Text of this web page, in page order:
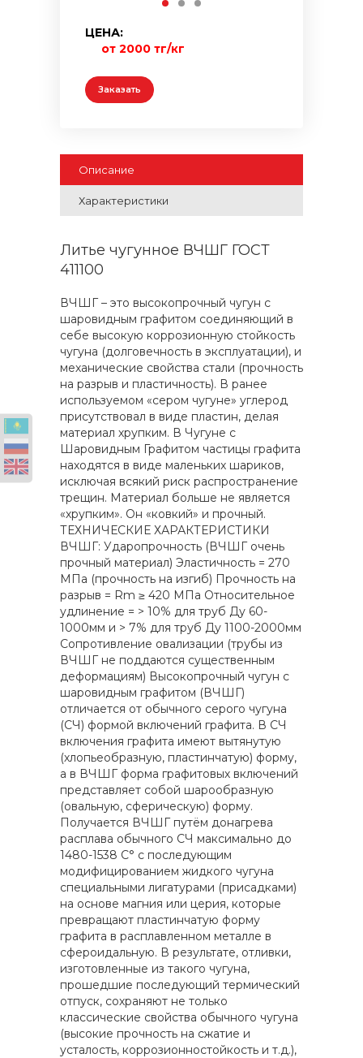
ЦЕНА:
от 2000 тг/кг
Заказать
Описание
Характеристики
Литье чугунное ВЧШГ ГОСТ
411100
ВЧШГ – это высокопрочный чугун с
шаровидным графитом соединяющий в
себе высокую коррозионную стойкость
чугуна (долговечность в эксплуатации), и
механические свойства стали (прочность
на разрыв и пластичность). В ранее
используемом «сером чугуне» углерод
присутствовал в виде пластин, делая
материал хрупким. В Чугуне с
Шаровидным Графитом частицы графита
находятся в виде маленьких шариков,
исключая всякий риск распространение
трещин. Материал больше не является
«хрупким». Он «ковкий» и прочный.
ТЕХНИЧЕСКИЕ ХАРАКТЕРИСТИКИ
ВЧШГ: Ударопрочность (ВЧШГ очень
прочный материал) Эластичность = 270
МПа (прочность на изгиб) Прочность на
разрыв = Rm ≥ 420 МПа Относительное
удлинение = > 10% для труб Ду 60-
1000мм и > 7% для труб Ду 1100-2000мм
Сопротивление овализации (трубы из
ВЧШГ не поддаются существенным
деформациям) Высокопрочный чугун с
шаровидным графитом (ВЧШГ)
отличается от обычного серого чугуна
(СЧ) формой включений графита. В СЧ
включения графита имеют вытянутую
(хлопьеобразную, пластинчатую) форму,
а в ВЧШГ форма графитовых включений
представляет собой шарообразную
(овальную, сферическую) форму.
Получается ВЧШГ путём донагрева
расплава обычного СЧ максимально до
1480-1538 С° с последующим
модифицированием жидкого чугуна
специальными лигатурами (присадками)
на основе магния или церия, которые
превращают пластинчатую форму
графита в расплавленном металле в
сфероидальную. В результате, отливки,
изготовленные из такого чугуна,
прошедшие последующий термический
отпуск, сохраняют не только
классические свойства обычного чугуна
(высокие прочность на сжатие и
усталость, коррозионностойкость и т.д.),